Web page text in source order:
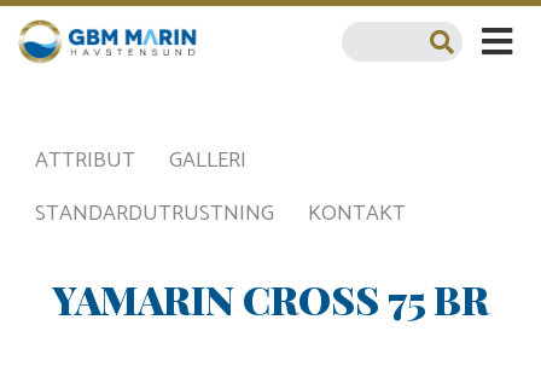
ATTRIBUT
GALLERI
STANDARDUTRUSTNING
KONTAKT
YAMARIN CROSS 75 BR